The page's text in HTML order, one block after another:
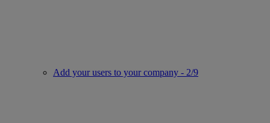
Add your users to your company - 2/9